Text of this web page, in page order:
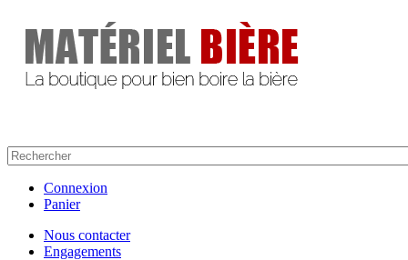
Connexion
Panier
Nous contacter
Engagements